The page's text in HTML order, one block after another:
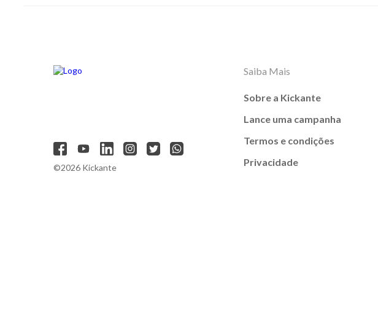
©2026 Kickante
Saiba Mais
Sobre a Kickante
Lance uma campanha
Termos e condições
Privacidade